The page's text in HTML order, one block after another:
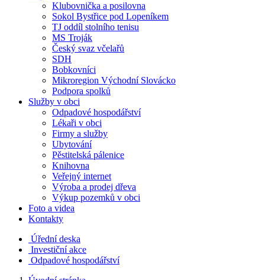
Klubovnička a posilovna
Sokol Bystřice pod Lopeníkem
TJ oddíl stolního tenisu
MS Troják
Český svaz včelařů
SDH
Bobkovníci
Mikroregion Východní Slovácko
Podpora spolků
Služby v obci
Odpadové hospodářství
Lékaři v obci
Firmy a služby
Ubytování
Pěstitelská pálenice
Knihovna
Veřejný internet
Výroba a prodej dřeva
Výkup pozemků v obci
Foto a videa
Kontakty
Úřední deska
Investiční akce
Odpadové hospodářství